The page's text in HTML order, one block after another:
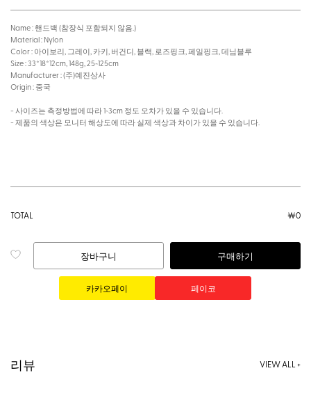
Name : 핸드백 (참장식 포함되지 않음.)
Material : Nylon
Color : 아이보리, 그레이, 카키, 버건디, 블랙, 로즈핑크, 페일핑크, 데님블루
Size : 33*18*12cm, 148g, 25~125cm
Manufacturer : (주)예진상사
Origin : 중국
- 사이즈는 측정방법에 따라 1~3cm 정도 오차가 있을 수 있습니다.
- 제품의 색상은 모니터 해상도에 따라 실제 색상과 차이가 있을 수 있습니다.
TOTAL ￦0
장바구니 구매하기
리뷰 VIEW ALL +